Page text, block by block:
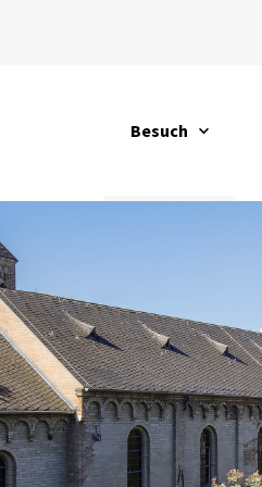
Besuch
öffnen